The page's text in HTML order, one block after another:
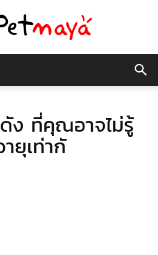
มายา
ง ที่คุณอาจไม่รู้
ยุเท่ากั